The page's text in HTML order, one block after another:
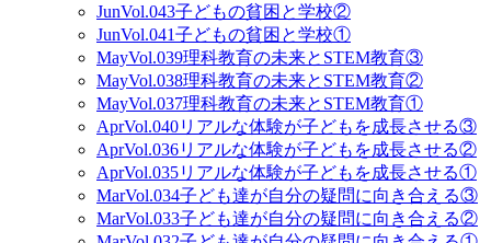
JunVol.043子どもの貧困と学校②
JunVol.041子どもの貧困と学校①
MayVol.039理科教育の未来とSTEM教育③
MayVol.038理科教育の未来とSTEM教育②
MayVol.037理科教育の未来とSTEM教育①
AprVol.040リアルな体験が子どもを成長させる③
AprVol.036リアルな体験が子どもを成長させる②
AprVol.035リアルな体験が子どもを成長させる①
MarVol.034子ども達が自分の疑問に向き合える③
MarVol.033子ども達が自分の疑問に向き合える②